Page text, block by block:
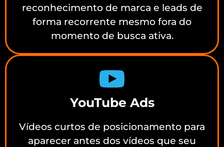
reconhecimento de marca e leads de
forma recorrente mesmo fora do
momento de busca ativa.
YouTube Ads
Vídeos curtos de posicionamento para
aparecer antes dos vídeos que seu